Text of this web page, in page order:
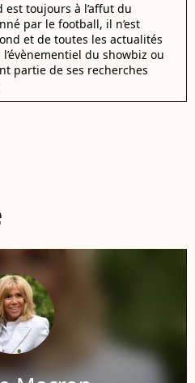
toujours à l’affut du
par le football, il n’est
et de toutes les actualités
du showbiz ou
partie de ses recherches